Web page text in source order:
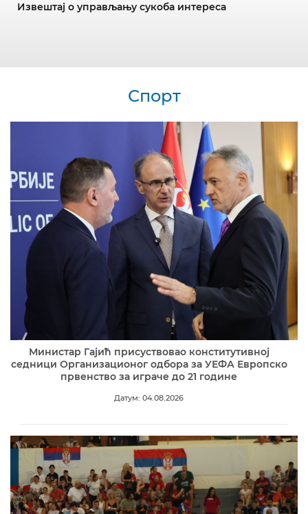
Извештај о управљању сукоба интереса
Спорт
Министар Гајић присуствовао конститутивној
седници Организационог одбора за УЕФА Европско
првенство за играче до 21 године
Датум: 04.08.2026